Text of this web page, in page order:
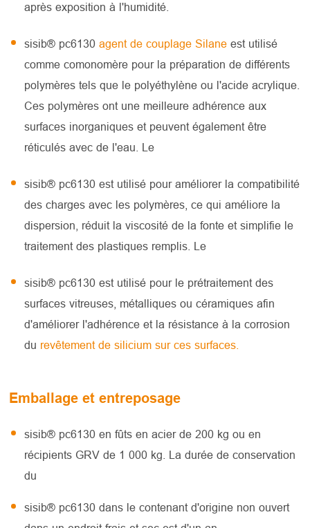
après exposition à l'humidité.
sisib® pc6130agent de couplage Silaneest utilisé
comme comonomère pour la préparation de différents
polymères tels que le polyéthylène ou l'acide acrylique.
Ces polymères ont une meilleure adhérence aux
surfaces inorganiques et peuvent également être
réticulés avec de l'eau. Le
sisib® pc6130 est utilisé pour améliorer la compatibilité
des charges avec les polymères, ce qui améliore la
dispersion, réduit la viscosité de la fonte et simplifie le
traitement des plastiques remplis. Le
sisib® pc6130 est utilisé pour le prétraitement des
surfaces vitreuses, métalliques ou céramiques afin
d'améliorer l'adhérence et la résistance à la corrosion
du revêtement de silicium sur ces surfaces.
Emballage et entreposage
sisib® pc6130 en fûts en acier de 200 kg ou en
récipients GRV de 1 000 kg. La durée de conservation
du
sisib® pc6130 dans le contenant d'origine non ouvert